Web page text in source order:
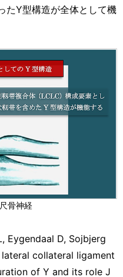
たY型構造が全体として機
骨神経
Eygendaal D, Sojbjerg
collateral ligament
of Y and its role J